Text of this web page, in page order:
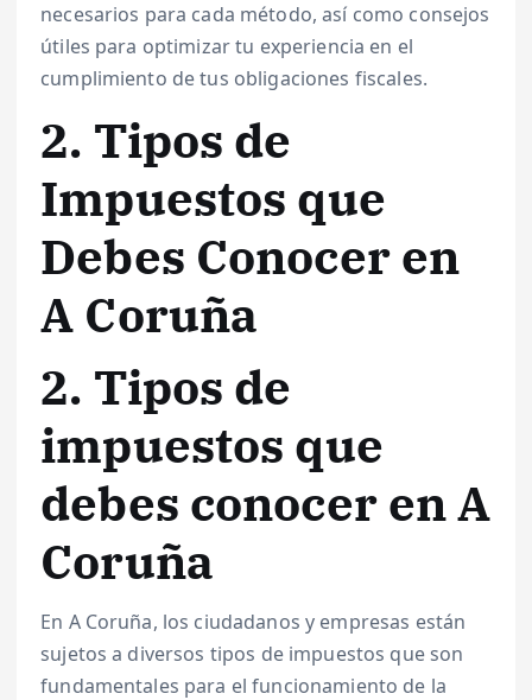
necesarios para cada método, así como consejos
útiles para optimizar tu experiencia en el
cumplimiento de tus obligaciones fiscales.
2. Tipos de
Impuestos que
Debes Conocer en
A Coruña
2. Tipos de
impuestos que
debes conocer en A
Coruña
En A Coruña, los ciudadanos y empresas están
sujetos a diversos tipos de impuestos que son
fundamentales para el funcionamiento de la